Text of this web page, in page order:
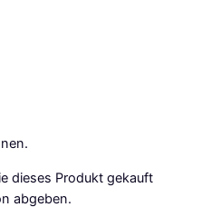
dieses Produkt gekauft
abgeben.